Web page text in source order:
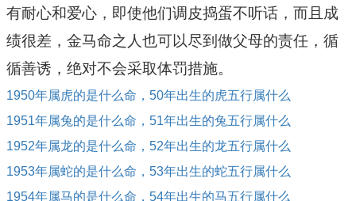
有耐心和爱心，即使他们调皮捣蛋不听话，而且成
绩很差，金马命之人也可以尽到做父母的责任，循
循善诱，绝对不会采取体罚措施。
1950年属虎的是什么命，50年出生的虎五行属什么
1951年属兔的是什么命，51年出生的兔五行属什么
1952年属龙的是什么命，52年出生的龙五行属什么
1953年属蛇的是什么命，53年出生的蛇五行属什么
1954年属马的是什么命，54年出生的马五行属什么